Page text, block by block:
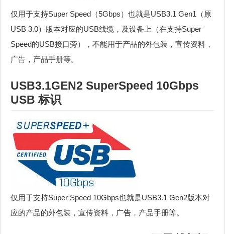
仅用于支持Super Speed（5Gbps）也就是USB3.1 Gen1（原
USB 3.0）版本对应的USB线缆，及设备上（在支持Super
Speed的USB接口旁），不能用于产品的外包装，宣传资料，
广告，产品手册等。
USB3.1GEN2 SuperSpeed 10Gbps
USB 标识
仅用于支持Super Speed 10Gbps也就是USB3.1 Gen2版本对
应的产品的外包装，宣传资料，广告，产品手册等。